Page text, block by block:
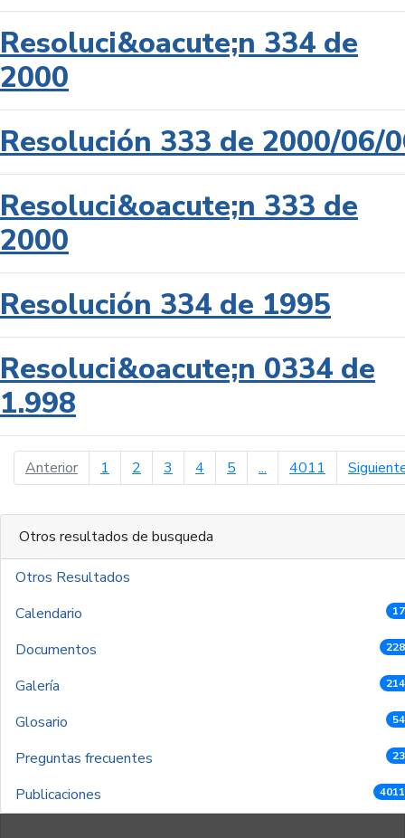
Resoluci&oacute;n 334 de
2000
Resolución 333 de 2000/06/
Resoluci&oacute;n 333 de
2000
Resolución 334 de 1995
Resoluci&oacute;n 0334 de
1.998
Anteriorpágina anterior
1 2 3 4 5 ... 4011
Otros resultados de busqueda
Otros Resultados
Calendario
Documentos
Galería
Glosario
Preguntas frecuentes
Publicaciones